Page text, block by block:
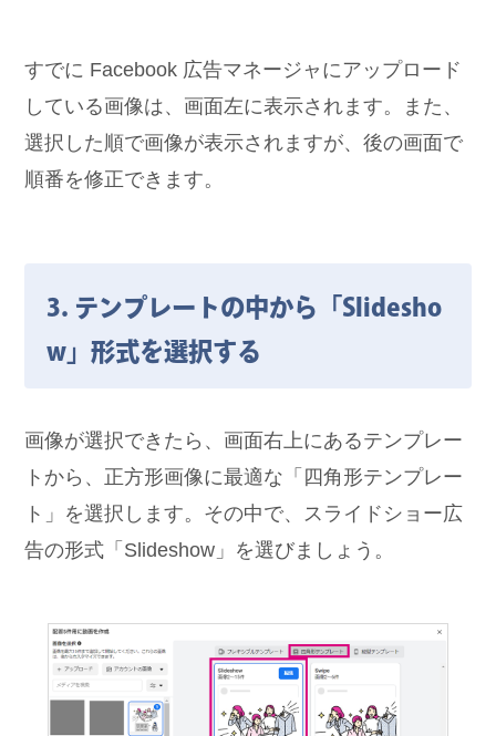
すでに Facebook 広告マネージャにアップロード
している画像は、画面左に表示されます。また、
選択した順で画像が表示されますが、後の画面で
順番を修正できます。
3. テンプレートの中から「Slidesho
w」形式を選択する
画像が選択できたら、画面右上にあるテンプレー
トから、正方形画像に最適な「四角形テンプレー
ト」を選択します。その中で、スライドショー広
告の形式「Slideshow」を選びましょう。